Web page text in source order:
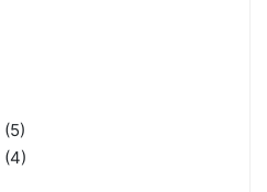
(5)
(4)